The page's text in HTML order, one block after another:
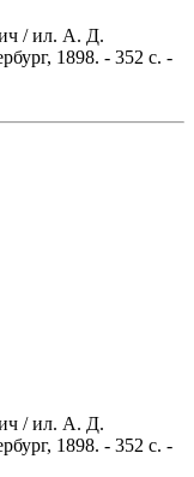
/ ил. А. Д.
1898. - 352 с. -
/ ил. А. Д.
1898. - 352 с. -